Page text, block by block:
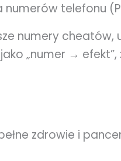
numerów telefonu
numery
„numer →
zdrowie i